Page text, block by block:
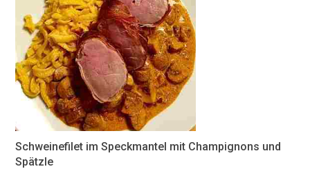
Schweinefilet im Speckmantel mit Champignons und
Spätzle